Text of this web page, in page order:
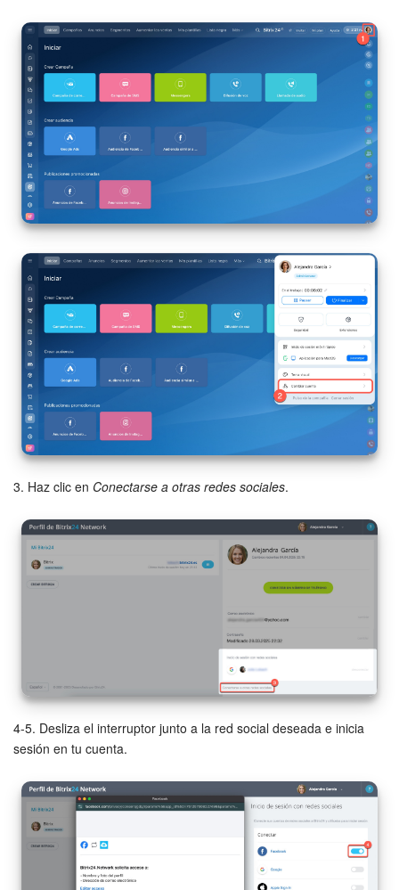
3. Haz clic en Conectarse a otras redes sociales.
4-5. Desliza el interruptor junto a la red social deseada e inicia
sesión en tu cuenta.